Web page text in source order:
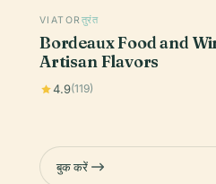
VIATOR तुरंत
Bordeaux Food and
Artisan Flavors
4.9(119)
बुक करें